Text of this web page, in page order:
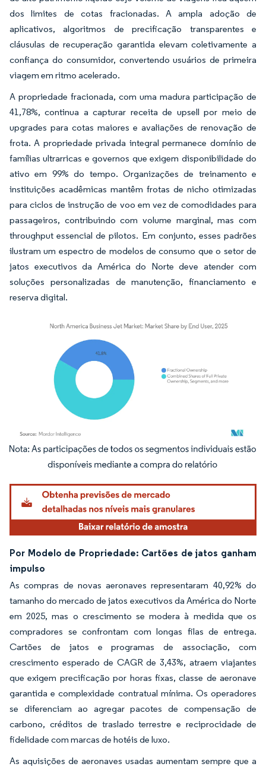
dos limites de cotas fracionadas. A ampla adoção de
aplicativos, algoritmos de precificação transparentes e
cláusulas de recuperação garantida elevam coletivamente a
confiança do consumidor, convertendo usuários de primeira
viagem em ritmo acelerado.
A propriedade fracionada, com uma madura participação de
41,78%, continua a capturar receita de upsell por meio de
upgrades para cotas maiores e avaliações de renovação de
frota. A propriedade privada integral permanece domínio de
famílias ultrarricas e governos que exigem disponibilidade do
ativo em 99% do tempo. Organizações de treinamento e
instituições acadêmicas mantêm frotas de nicho otimizadas
para ciclos de instrução de voo em vez de comodidades para
passageiros, contribuindo com volume marginal, mas com
throughput essencial de pilotos. Em conjunto, esses padrões
ilustram um espectro de modelos de consumo que o setor de
jatos executivos da América do Norte deve atender com
soluções personalizadas de manutenção, financiamento e
reserva digital.
Imagem © Mordor Intelligence. O reuso requer atribuição conforme CC BY 4.0.
Por Modelo de Propriedade: Cartões de jatos ganham
impulso
As compras de novas aeronaves representaram 40,92% do
tamanho do mercado de jatos executivos da América do Norte
em 2025, mas o crescimento se modera à medida que os
compradores se confrontam com longas filas de entrega.
Cartões de jatos e programas de associação, com
crescimento esperado de CAGR de 3,43%, atraem viajantes
que exigem precificação por horas fixas, classe de aeronave
garantida e complexidade contratual mínima. Os operadores
se diferenciam ao agregar pacotes de compensação de
carbono, créditos de traslado terrestre e reciprocidade de
fidelidade com marcas de hotéis de luxo.
As aquisições de aeronaves usadas aumentam sempre que a